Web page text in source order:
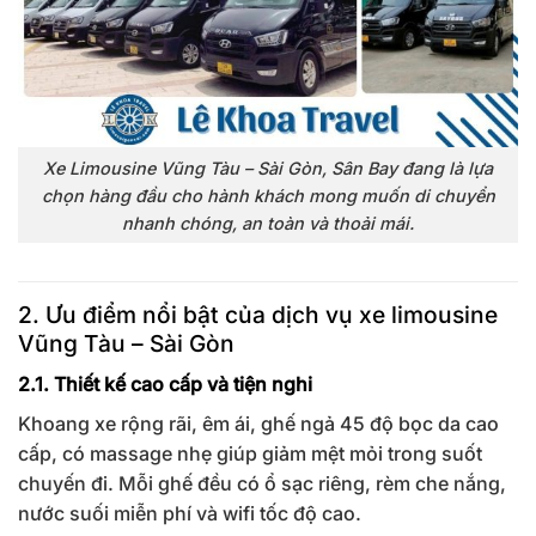
Xe Limousine Vũng Tàu – Sài Gòn, Sân Bay đang là lựa
chọn hàng đầu cho hành khách mong muốn di chuyển
nhanh chóng, an toàn và thoải mái.
2. Ưu điểm nổi bật của dịch vụ xe limousine
Vũng Tàu – Sài Gòn
2.1. Thiết kế cao cấp và tiện nghi
Khoang xe rộng rãi, êm ái, ghế ngả 45 độ bọc da cao
cấp, có massage nhẹ giúp giảm mệt mỏi trong suốt
chuyến đi. Mỗi ghế đều có ổ sạc riêng, rèm che nắng,
nước suối miễn phí và wifi tốc độ cao.